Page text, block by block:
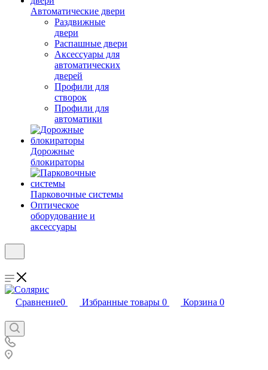
Автоматические двери
Раздвижные
двери
Распашные двери
Аксессуары для
автоматических
дверей
Профили для
створок
Профили для
автоматики
Дорожные
блокираторы
Парковочные системы
Оптическое
оборудование и
аксессуары
Сравнение0 Избранные товары 0 Корзина 0